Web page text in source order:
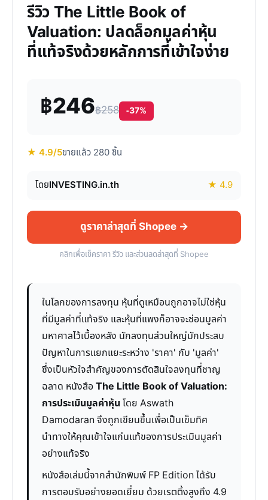
รีวิว The Little Book of
Valuation: ปลดล็อกมูลค่าหุ้น
ที่แท้จริงด้วยหลักการที่เข้าใจง่าย
฿246฿258 -37%
★ 4.9/5ขายแล้ว 280 ชิ้น
โดยINVESTING.in.th ★ 4.9
ดูราคาล่าสุดที่ Shopee →
คลิกเพื่อเช็คราคา รีวิว และส่วนลดล่าสุดที่ Shopee
ในโลกของการลงทุน หุ้นที่ดูเหมือนถูกอาจไม่ใช่หุ้น
ที่มีมูลค่าที่แท้จริง และหุ้นที่แพงก็อาจจะซ่อนมูลค่า
มหาศาลไว้เบื้องหลัง นักลงทุนส่วนใหญ่มักประสบ
ปัญหาในการแยกแยะระหว่าง 'ราคา' กับ 'มูลค่า'
ซึ่งเป็นหัวใจสำคัญของการตัดสินใจลงทุนที่ชาญ
ฉลาด หนังสือThe Little Book of Valuation:
การประเมินมูลค่าหุ้น โดย Aswath
Damodaran จึงถูกเขียนขึ้นเพื่อเป็นเข็มทิศ
นำทางให้คุณเข้าใจแก่นแท้ของการประเมินมูลค่า
อย่างแท้จริง
หนังสือเล่มนี้จากสำนักพิมพ์ FP Edition ได้รับ
การตอบรับอย่างยอดเยี่ยม ด้วยเรตติ้งสูงถึง 4.9